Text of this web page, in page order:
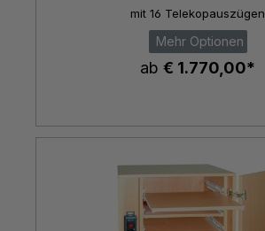
mit 16 Telekopauszügen
Mehr Optionen
ab € 1.770,00*